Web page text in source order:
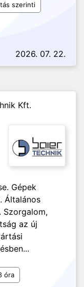
szerinti
2026. 07. 22.
Kft.
Gépek
Általános
Szorgalom,
az új
óra